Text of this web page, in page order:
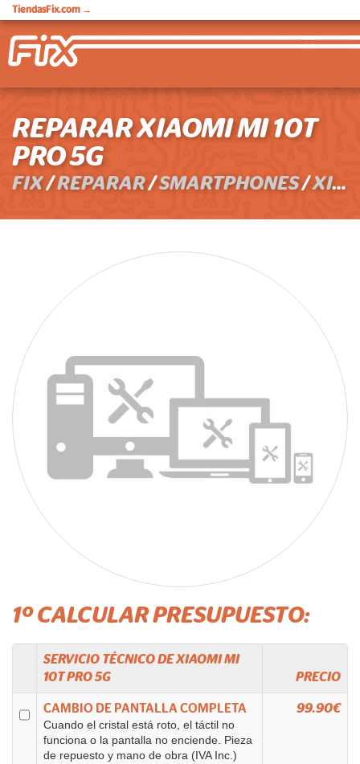
TiendasFix.com →
REPARAR XIAOMI MI 10T
PRO 5G
FIX/REPARAR/SMARTPHONES/XIAOMI
1º CALCULAR PRESUPUESTO:
SERVICIO TÉCNICO DEXIAOMIMI
10T PRO 5G
PRECIO
CAMBIO DE PANTALLA COMPLETA
Cuando el cristal está roto, el táctil no
funciona o la pantalla no enciende. Pieza
de repuesto y mano de obra (IVA Inc.)
99.90€